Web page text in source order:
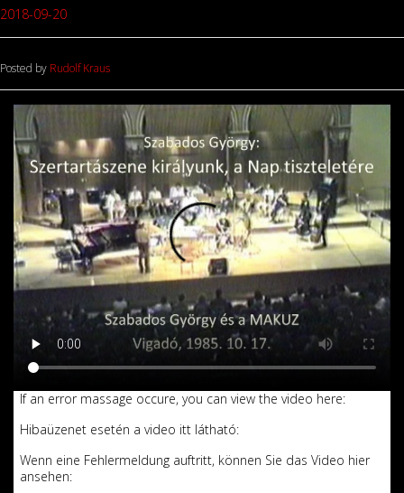
2018-09-20
Posted by Rudolf Kraus
If an error massage occure, you can view the video here:
Hibaüzenet esetén a video itt látható:
Wenn eine Fehlermeldung auftritt, können Sie das Video hier
ansehen: